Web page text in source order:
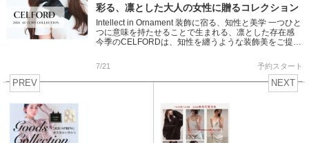
彩る、凛とした大人の女性に贈るコレクション
Intellect in Ornament 装飾に宿る、知性と美学 一つひと
つに意味を持たせることで生まれる、凛とした存在感
今季のCELFORDは、知性を纏うような装飾美をご提案
7/21 予約スタート
PREV NEXT